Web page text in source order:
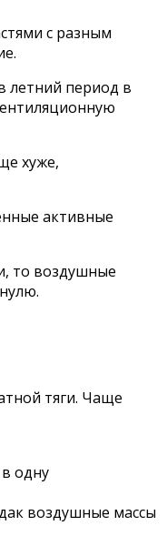
с разным
летний период в
хуже,
активные
то воздушные
тяги. Чаще
одну
воздушные массы